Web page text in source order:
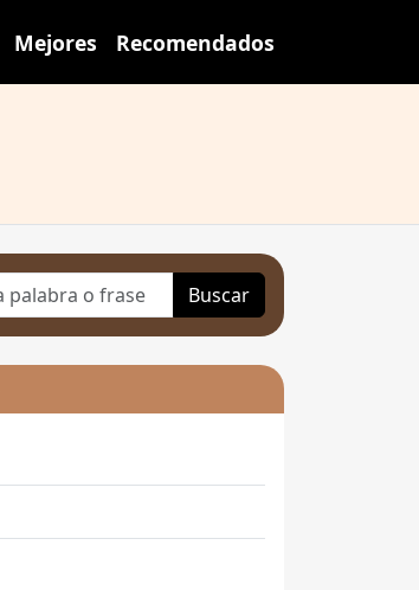
Mejores Recomendados
Buscar